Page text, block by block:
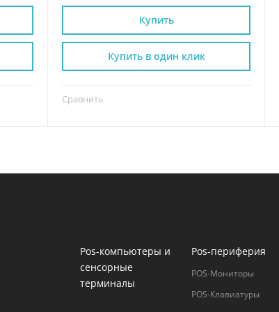
Купить
Сравнить
Купить в один клик
Pos-компьютеры и
сенсорные
терминалы
Pos-периферия
POS-Мониторы
POS-Клавиатуры